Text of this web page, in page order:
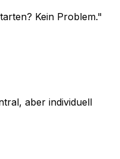
Kein Problem."
aber individuell